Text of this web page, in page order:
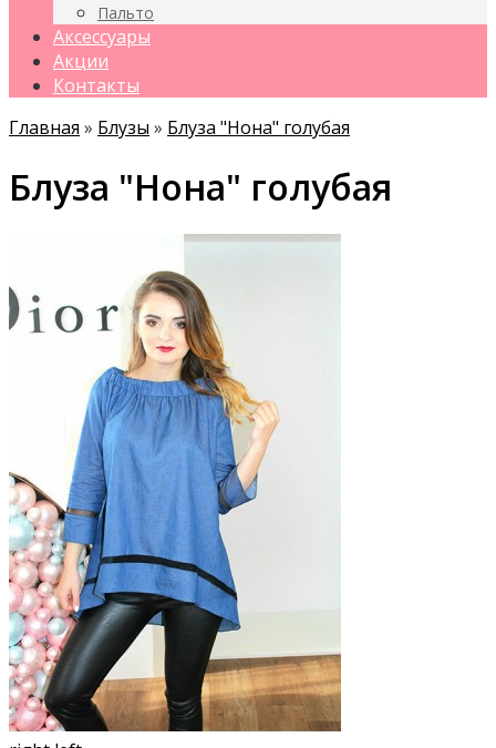
Пальто
Аксессуары
Акции
Контакты
Главная » Блузы » Блуза "Нона" голубая
Блуза "Нона" голубая